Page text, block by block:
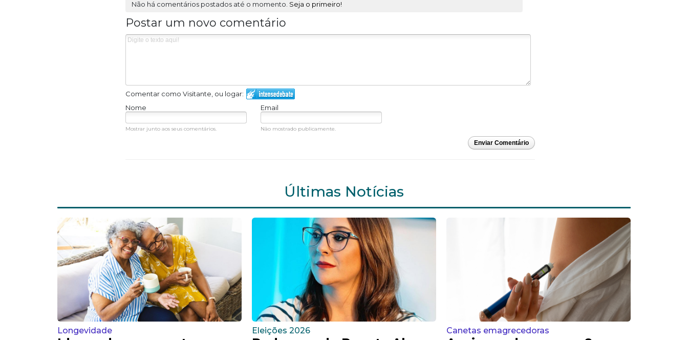
Não há comentários postados até o momento. Seja o primeiro!
Postar um novo comentário
Comentar como Visitante, ou logar:
Nome
Email
Mostrar junto aos seus comentários. Não mostrado publicamente.
Enviar Comentário
Últimas Notícias
Longevidade Eleições 2026 Canetas emagrecedoras